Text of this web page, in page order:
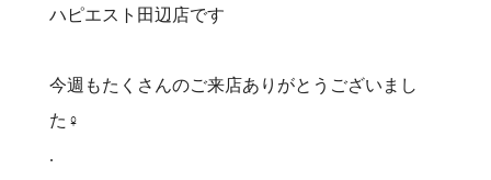
ハピエスト田辺店です
今週もたくさんのご来店ありがとうございまし
た‍♀️
.